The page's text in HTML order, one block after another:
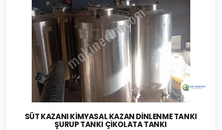
SÜT KAZANI KIMYASAL KAZAN DINLENME TANKI
ŞURUP TANKI ÇIKOLATA TANKI